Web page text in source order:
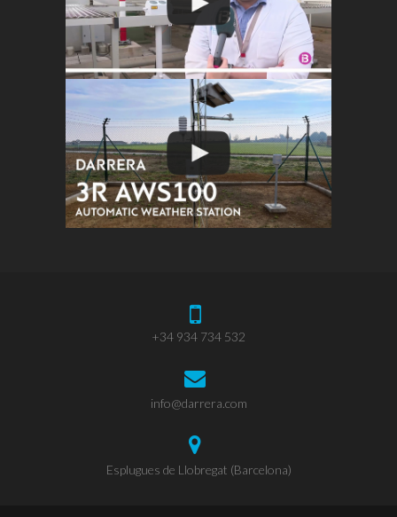
+34 934 734 532
info@darrera.com
Esplugues de Llobregat (Barcelona)